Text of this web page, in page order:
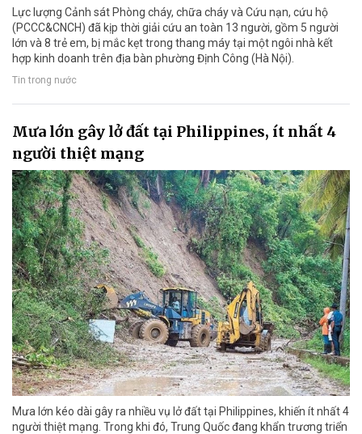
Lực lượng Cảnh sát Phòng cháy, chữa cháy và Cứu nạn, cứu hộ
(PCCC&CNCH) đã kịp thời giải cứu an toàn 13 người, gồm 5 người
lớn và 8 trẻ em, bị mắc kẹt trong thang máy tại một ngôi nhà kết
hợp kinh doanh trên địa bàn phường Định Công (Hà Nội).
Tin trong nước
Mưa lớn gây lở đất tại Philippines, ít nhất 4
người thiệt mạng
Mưa lớn kéo dài gây ra nhiều vụ lở đất tại Philippines, khiến ít nhất 4
người thiệt mạng. Trong khi đó, Trung Quốc đang khẩn trương triển